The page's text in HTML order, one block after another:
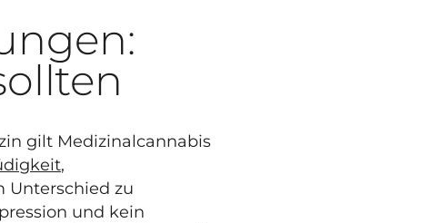
gilt Medizinalcannabis
,
Unterschied zu
und kein